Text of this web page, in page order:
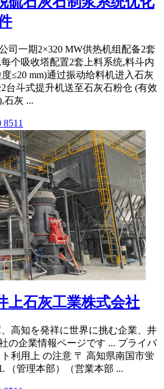
司一期2×320 MW供热机组配备2套
个吸收塔配置2套上料系统,料斗内
≤20 mm)通过振动给料机进入石灰
台斗式提升机送至石灰石粉仓 (有效
石灰 ...
上石灰工業株式会社
高知を発祥に世界に挑む企業、井
の企業情報ページです ... プライバ
利用上 の注意 〒 高知県南国市蛍
（管理本部）（営業本部 ...